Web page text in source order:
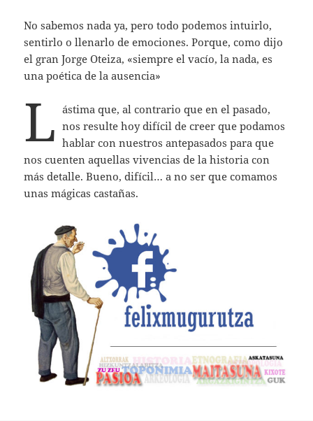
No sabemos nada ya, pero todo podemos intuirlo,
sentirlo o llenarlo de emociones. Porque, como dijo
el gran Jorge Oteiza, «siempre el vacío, la nada, es
una poética de la ausencia»
L ástima que, al contrario que en el pasado,
nos resulte hoy difícil de creer que podamos
hablar con nuestros antepasados para que
nos cuenten aquellas vivencias de la historia con
más detalle. Bueno, difícil… a no ser que comamos
unas mágicas castañas.